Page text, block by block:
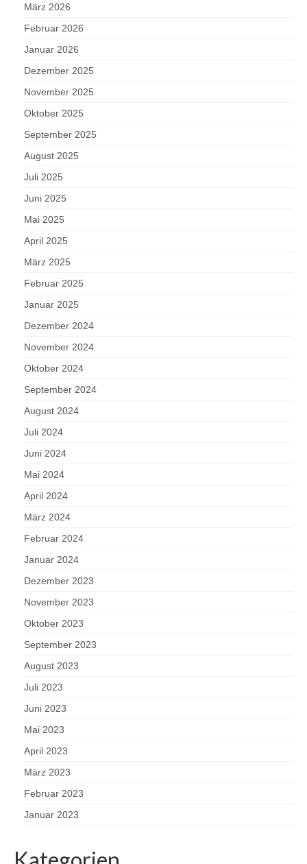
März 2026
Februar 2026
Januar 2026
Dezember 2025
November 2025
Oktober 2025
September 2025
August 2025
Juli 2025
Juni 2025
Mai 2025
April 2025
März 2025
Februar 2025
Januar 2025
Dezember 2024
November 2024
Oktober 2024
September 2024
August 2024
Juli 2024
Juni 2024
Mai 2024
April 2024
März 2024
Februar 2024
Januar 2024
Dezember 2023
November 2023
Oktober 2023
September 2023
August 2023
Juli 2023
Juni 2023
Mai 2023
April 2023
März 2023
Februar 2023
Januar 2023